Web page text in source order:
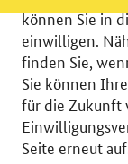
© 2026
RSS
Impressum
können Sie in
einwilligen.
finden Sie,
Sie können
für die Zukunft
Seite erneut